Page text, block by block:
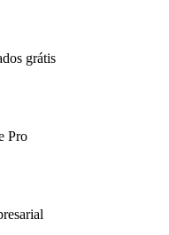
grátis
Pro